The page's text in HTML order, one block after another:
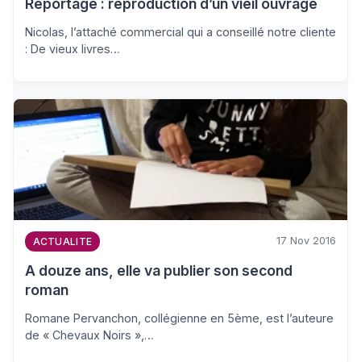
Reportage : reproduction d’un vieil ouvrage
Nicolas, l’attaché commercial qui a conseillé notre cliente
: De vieux livres…
ACTUALITE 17 Nov 2016
A douze ans, elle va publier son second
roman
Romane Pervanchon, collégienne en 5ème, est l’auteure
de « Chevaux Noirs »,…